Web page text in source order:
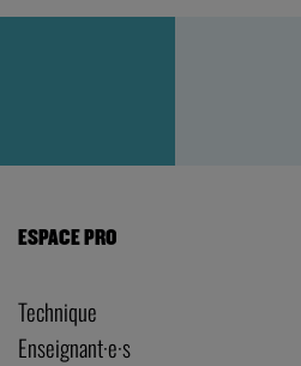
ESPACE PRO
Technique
Enseignant·e·s